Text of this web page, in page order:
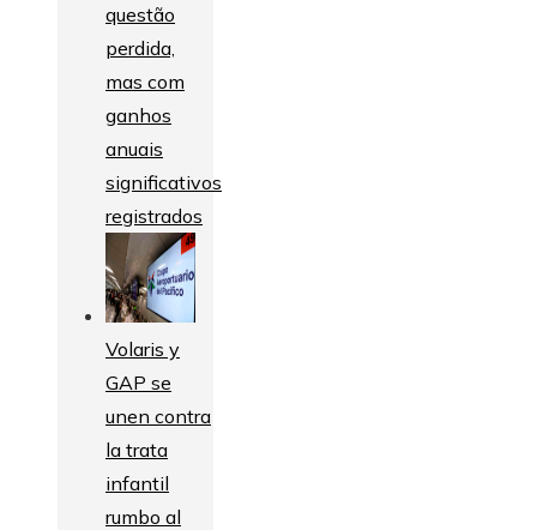
questão
perdida,
mas com
ganhos
anuais
significativos
registrados
Volaris y
GAP se
unen contra
la trata
infantil
rumbo al